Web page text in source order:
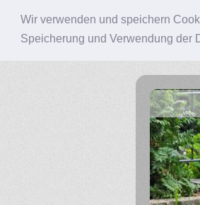
Wir verwenden und speichern
Speicherung und Verwendung der